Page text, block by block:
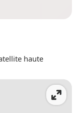
haute